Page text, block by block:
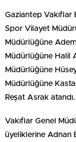
Gaziantep Vakıflar
Spor Vilayet
Müdürlüğüne
Müdürlüğüne Halil
Müdürlüğüne
Müdürlüğüne
Reşat Asrak atandı.
Vakıflar Genel
üyeliklerine Adnan